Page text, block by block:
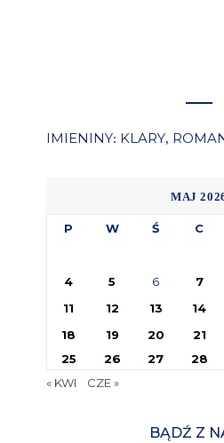
IMIENINY: KLARY,
MAJ
P W Ś C
4
5 6 7
11
12 13 14
18
19 20 21
25
26 27 28
« KWI
CZE »
BĄDŹ Z